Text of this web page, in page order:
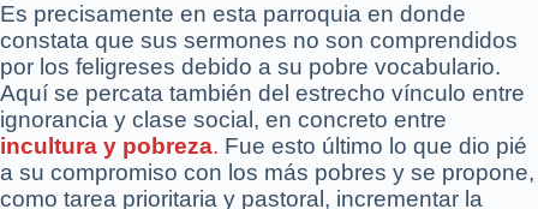
Es precisamente en esta parroquia en donde
constata que sus sermones no son comprendidos
por los feligreses debido a su pobre vocabulario.
Aquí se percata también del estrecho vínculo entre
ignorancia y clase social, en concreto entre
incultura y pobreza. Fue esto último lo que dio pié
a su compromiso con los más pobres y se propone,
como tarea prioritaria y pastoral, incrementar la